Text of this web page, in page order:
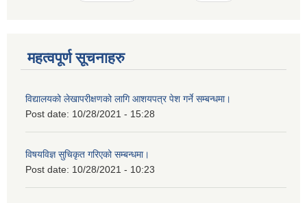
महत्वपूर्ण सूचनाहरु
विद्यालयको लेखापरीक्षणको लागि आशयपत्र पेश गर्ने सम्बन्धमा।
Post date: 10/28/2021 - 15:28
विषयविज्ञ सुचिकृत गरिएको सम्बन्धमा।
Post date: 10/28/2021 - 10:23